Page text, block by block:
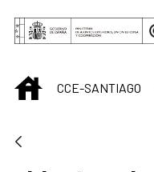
Saltar al contenido
INICIOCCE-SANTIAGO